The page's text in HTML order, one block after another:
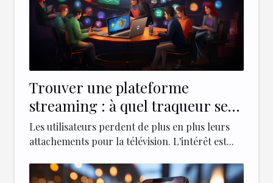
Trouver une plateforme
streaming : à quel traqueur se
référer ?
Les utilisateurs perdent de plus en plus leurs
attachements pour la télévision. L'intérêt est...